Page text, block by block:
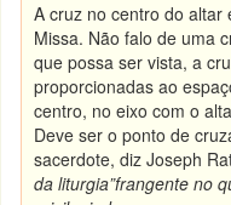
A cruz no centro do
Missa. Não falo de uma
que possa ser vista, a
proporcionadas ao
centro, no eixo com o
Deve ser o ponto de
sacerdote, diz Joseph
da liturgia”frangente no